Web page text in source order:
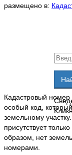
размещено в:
Кадастровый номер
особый код,
земельному
присутствует
образом, нет
номерами.